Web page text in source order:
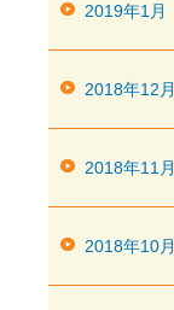
2019年1月
2018年12月
2018年11月
2018年10月